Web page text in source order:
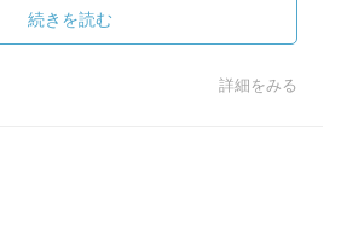
ける。ほんとに辛いときこそ相手を
教、ユダヤ教の最大の問いはなに
か？」
考えない人ではないか？科学的な人
特権階級的な職業に『自分を犠牲に
なくてはならない』という罪悪感的
るようになる。
う私塾を設立。
患ってなくなるまでバイタリティあ
続きを読む
詳細をみる